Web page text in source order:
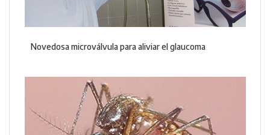
Novedosa microválvula para aliviar el glaucoma